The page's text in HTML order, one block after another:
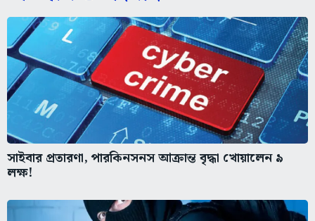
সাইবার প্রতারণা, পারকিনসনস আক্রান্ত বৃদ্ধা খোয়ালেন ৯
লক্ষ!